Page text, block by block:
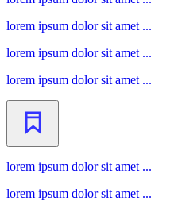
lorem ipsum dolor sit amet ...
lorem ipsum dolor sit amet ...
lorem ipsum dolor sit amet ...
lorem ipsum dolor sit amet ...
lorem ipsum dolor sit amet ...